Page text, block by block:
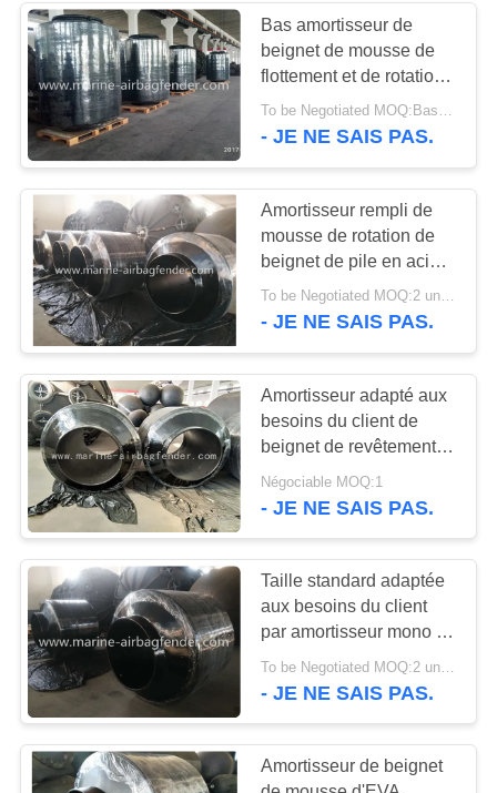
PRIVACY
POLICY
Bas amortisseur de
beignet de mousse de
flottement et de rotation
de réaction sur la pile
mono
To be Negotiated MOQ:Bas amortisseur de beignet de mousse de flottement et de rotation de réaction sur la pile mono
- JE NE SAIS PAS.
Amortisseur rempli de
mousse de rotation de
beignet de pile en acier
commerciale de
Dolphines
To be Negotiated MOQ:2 unités
- JE NE SAIS PAS.
Amortisseur adapté aux
besoins du client de
beignet de revêtement
d'unité centrale rempli
de mousse pour la
Négociable MOQ:1
- JE NE SAIS PAS.
Taille standard adaptée
aux besoins du client
par amortisseur mono de
beignet de pile pour la
protection de pont
To be Negotiated MOQ:2 unités
- JE NE SAIS PAS.
Amortisseur de beignet